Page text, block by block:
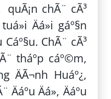
chÃ¨ cÃ³
Äá»i gáº§n
Cáº§u. ChÃ¨ cÃ³
tháº­p cáº©m,
ÄÃ¬nh Huáº¿,
Äá», Äáº­u